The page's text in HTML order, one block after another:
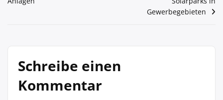
Gewerbegebieten
Schreibe einen
Kommentar